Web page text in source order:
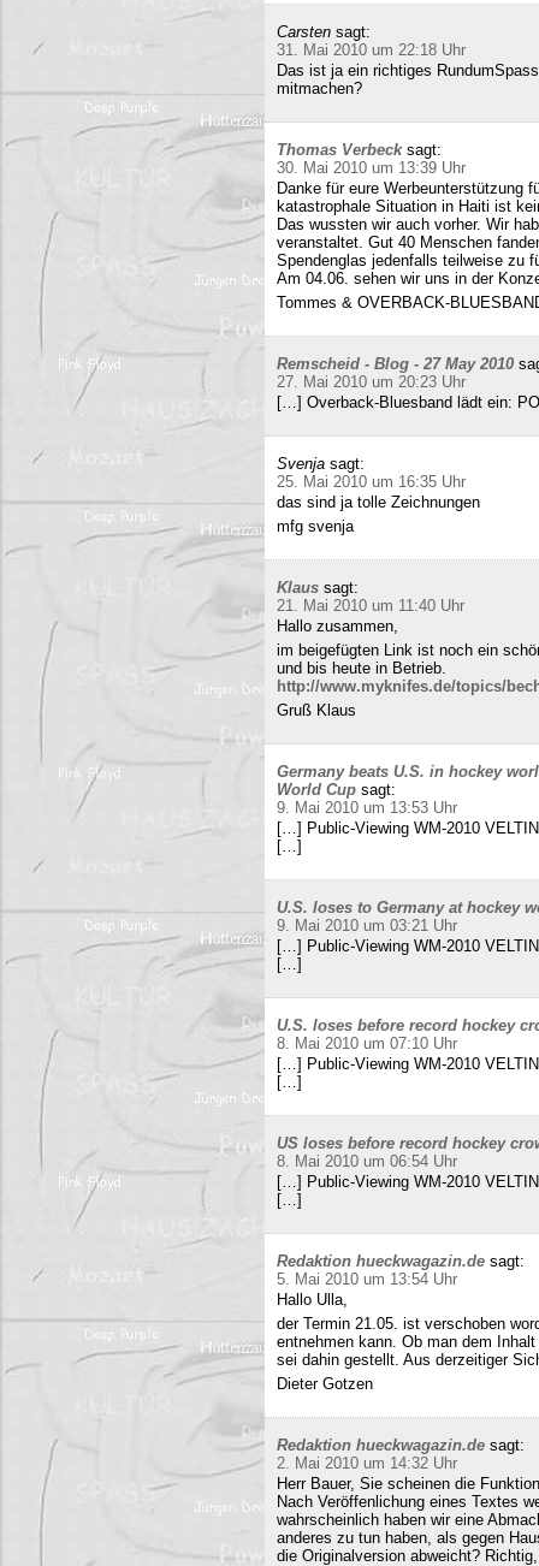
Carsten sagt:
31. Mai 2010 um 22:18 Uhr
Das ist ja ein richtiges
mitmachen?
Thomas Verbeck sagt:
30. Mai 2010 um 13:39 Uhr
Danke für eure Werbeunterstützung
katastrophale Situation in Haiti ist
Das wussten wir auch vorher. Wir
veranstaltet. Gut 40 Menschen
Spendenglas jedenfalls teilweise zu
Am 04.06. sehen wir uns in der
Tommes & OVERBACK-
Remscheid - Blog - 27 May 2010
27. Mai 2010 um 20:23 Uhr
[…] Overback-Bluesband lädt ein:
Svenja sagt:
25. Mai 2010 um 16:35 Uhr
das sind ja tolle Zeichnungen
mfg svenja
Klaus sagt:
21. Mai 2010 um 11:40 Uhr
Hallo zusammen,
im beigefügten Link ist noch ein
und bis heute in Betrieb.
http://www.myknifes.de/topics/
Gruß Klaus
Germany beats U.S. in hockey
World Cup sagt:
9. Mai 2010 um 13:53 Uhr
[…] Public-Viewing WM-2010
[…]
U.S. loses to Germany at hockey
9. Mai 2010 um 03:21 Uhr
[…] Public-Viewing WM-2010
[…]
U.S. loses before record hockey
8. Mai 2010 um 07:10 Uhr
[…] Public-Viewing WM-2010
[…]
US loses before record hockey
8. Mai 2010 um 06:54 Uhr
[…] Public-Viewing WM-2010
[…]
Redaktion hueckwagazin.de sagt:
5. Mai 2010 um 13:54 Uhr
Hallo Ulla,
der Termin 21.05. ist verschoben
entnehmen kann. Ob man dem
sei dahin gestellt. Aus derzeitiger
Dieter Gotzen
Redaktion hueckwagazin.de sagt:
2. Mai 2010 um 14:32 Uhr
Herr Bauer, Sie scheinen die
Nach Veröffenlichung eines Textes
wahrscheinlich haben wir eine
anderes zu tun haben, als gegen
die Originalversion abweicht?